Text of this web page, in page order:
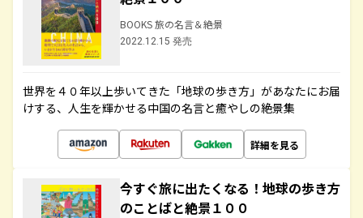
BOOKS 旅の名言＆絶景
2022.12.15 発売
世界を４０年以上歩いてきた「地球の歩き方」があなたにお届
けする、人生を輝かせる中国の名言と癒やしの絶景集
詳細を見る
今すぐ旅に出たくなる！地球の歩き方
のことばと絶景１００